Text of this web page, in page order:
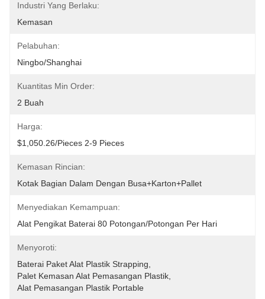
Industri Yang Berlaku:
Kemasan
Pelabuhan:
Ningbo/Shanghai
Kuantitas Min Order:
2 Buah
Harga:
$1,050.26/pieces 2-9 Pieces
Kemasan Rincian:
Kotak Bagian Dalam Dengan Busa+karton+pallet
Menyediakan Kemampuan:
Alat Pengikat Baterai 80 Potongan/potongan Per Hari
Menyoroti:
Baterai Paket Alat Plastik Strapping
Palet Kemasan Alat Pemasangan Plastik
Alat Pemasangan Plastik Portable